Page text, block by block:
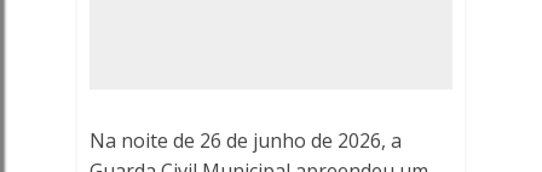
REDENTOR
Na noite de 26 de junho de 2026, a